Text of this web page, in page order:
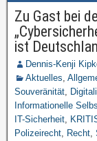
Zu Gast bei
ist
Dennis-Kenji
Aktuelles,
Souveränität,
Informationelle
IT-Sicherheit,
Polizeirecht, Recht,